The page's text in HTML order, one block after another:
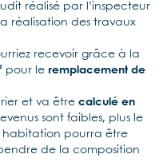
réalisé par l’inspecteur
réalisation des travaux
recevoir grâce à la
pour le remplacement de
et va être calculé en
sont faibles, plus le
habitation pourra être
de la composition